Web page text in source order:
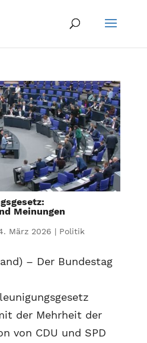
Meinungen
März 2026 | Politik
– Der Bundestag
der Mehrheit der
von CDU und SPD